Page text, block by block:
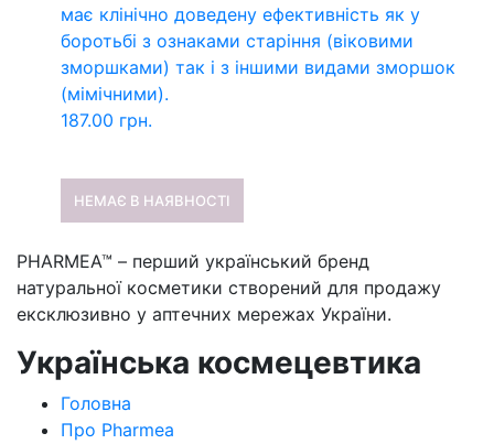
має клінічно доведену ефективність як у
боротьбі з ознаками старіння (віковими
зморшками) так і з іншими видами зморшок
(мімічними).
187.00 грн.
НЕМАЄ В НАЯВНОСТІ
PHARMEA™ – перший український бренд
натуральної косметики створений для продажу
ексклюзивно у аптечних мережах України.
Українська космецевтика
Головна
Про Pharmea